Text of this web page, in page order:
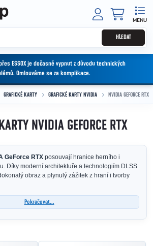
HLEDAT
ESSOX je dočasně vypnut z důvodu technických
Omlouváme se za komplikace.
GRAFICKÉ KARTY GRAFICKÉ KARTY NVIDIA NVIDIA GEFORCE RTX
NVIDIA GEFORCE RTX
GeForce RTX posouvají hranice herního i
Díky moderní architektuře a technologiím DLSS
obraz a plynulý zážitek z hraní i tvorby
Pokračovat...